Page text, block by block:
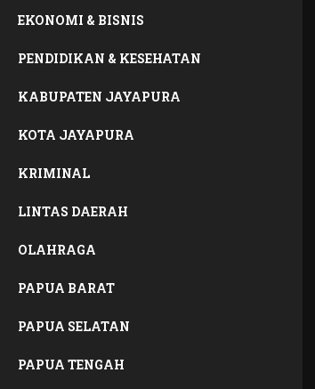
EKONOMI & BISNIS
PENDIDIKAN & KESEHATAN
KABUPATEN JAYAPURA
KOTA JAYAPURA
KRIMINAL
LINTAS DAERAH
OLAHRAGA
PAPUA BARAT
PAPUA SELATAN
PAPUA TENGAH